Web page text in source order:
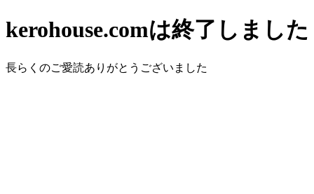
kerohouse.comは終了しました
長らくのご愛読ありがとうございました